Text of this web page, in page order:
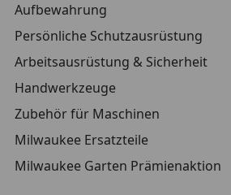
Aufbewahrung
Persönliche Schutzausrüstung
Arbeitsausrüstung & Sicherheit
Handwerkzeuge
Zubehör für Maschinen
Milwaukee Ersatzteile
Milwaukee Garten Prämienaktion